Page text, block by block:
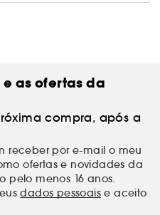
as ofertas da
compra, após a
receber por e-mail o meu
ofertas e novidades da
pelo menos 16 anos.
dados pessoais e aceito